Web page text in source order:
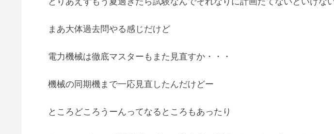
まあ大体過去問やる感じだけど
電力機械は徹底マスターもまた見直すか・・・
機械の同期機まで一応見直したんだけどー
ところどころうーんってなるところもあったり